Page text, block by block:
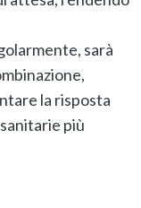
sarà
la risposta
più